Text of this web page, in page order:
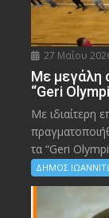
27 Μαΐου
Με μεγάλη
“Geri
Με ιδιαίτερη
τα “Geri
ΔΗΜΟΣ